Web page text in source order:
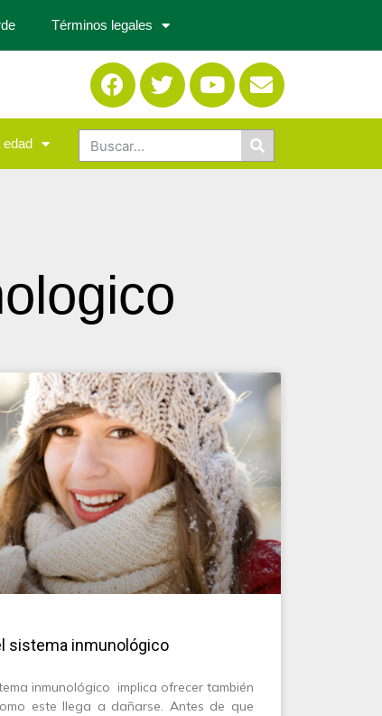
Términos legales
edad
sistema inmunológico
inmunológico implica ofrecer también
este llega a dañarse. Antes de que